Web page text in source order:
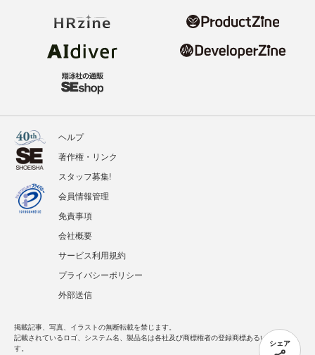
シェア
ヘルプ
著作権・リンク
スタッフ募集!
会員情報管理
免責事項
会社概要
サービス利用規約
プライバシーポリシー
外部送信
掲載記事、写真、イラストの無断転載を禁じます。
記載されているロゴ、システム名、製品名は各社及び商標権者の登録商標あるいは商標で
す。